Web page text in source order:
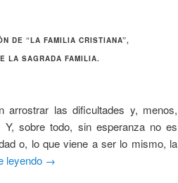
DE “LA FAMILIA CRISTIANA”,
LA SAGRADA FAMILIA.
arrostrar las dificultades y, menos,
sobre todo, sin esperanza no es
o, lo que viene a ser lo mismo, la
leyendo →